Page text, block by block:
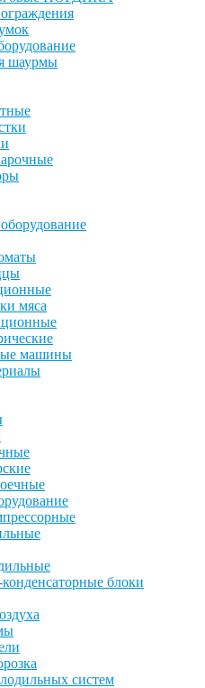
шаурмы
мяса
машины
блоки
систем